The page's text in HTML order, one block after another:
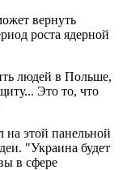
вернуть
роста ядерной
людей в Польше,
Это то, что
на этой панельной
"Украина будет
в сфере